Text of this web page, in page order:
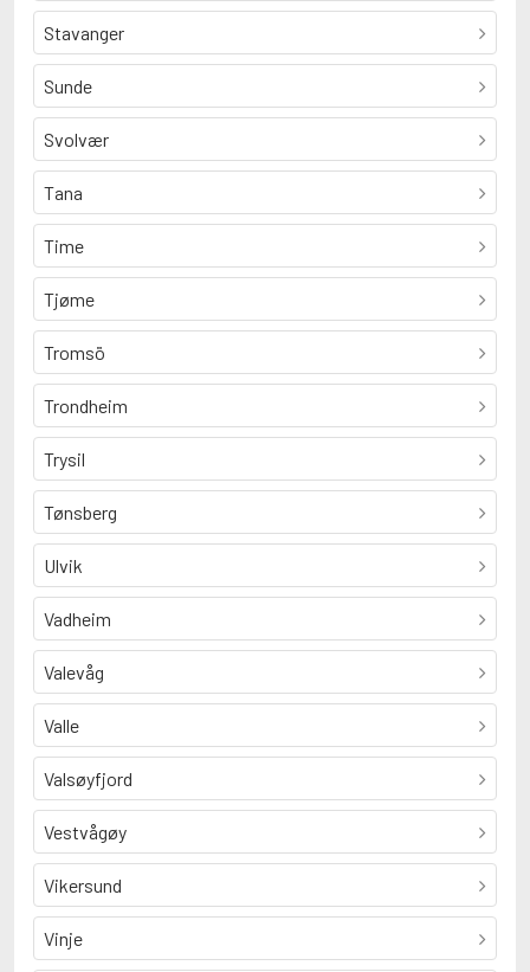
Stavanger
Sunde
Svolvær
Tana
Time
Tjøme
Tromsö
Trondheim
Trysil
Tønsberg
Ulvik
Vadheim
Valevåg
Valle
Valsøyfjord
Vestvågøy
Vikersund
Vinje